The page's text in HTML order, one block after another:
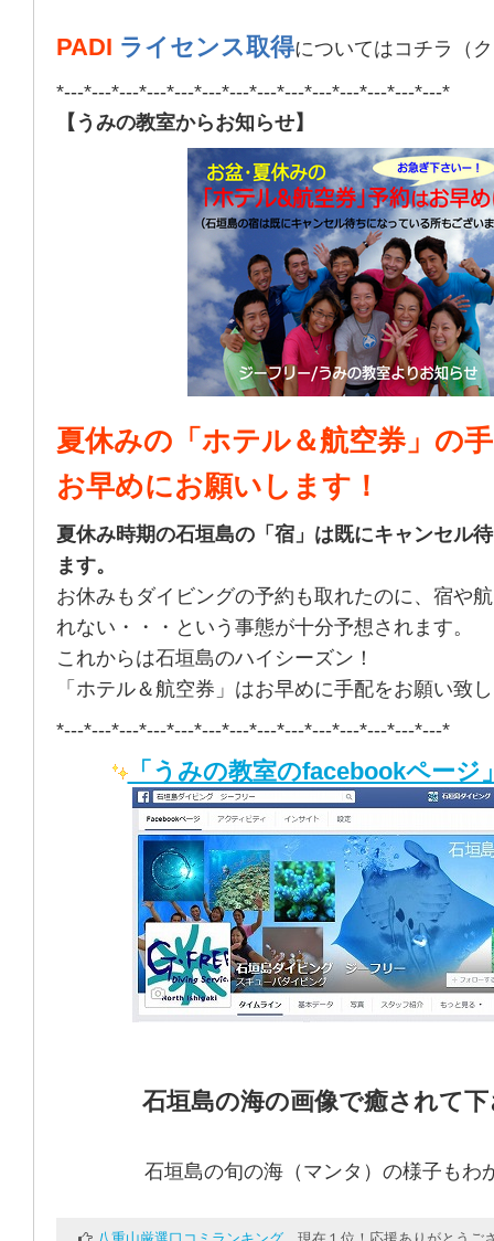
PADI ライセンス取得についてはコチラ（
*---*---*---*---*---*---*---*---*---*---*---*---*---*---*
【うみの教室からお知らせ】
夏休みの「ホテル＆航空券」の
お早めにお願いします！
夏休み時期の石垣島の「宿」は既にキャンセル
ます。
お休みもダイビングの予約も取れたのに、宿や
れない・・・という事態が十分予想されます。
これからは石垣島のハイシーズン！
「ホテル＆航空券」はお早めに手配をお願い致
*---*---*---*---*---*---*---*---*---*---*---*---*---*---*
「うみの教室のfacebookページ
石垣島の海の画像で癒されて
石垣島の旬の海（マンタ）の様子もわ